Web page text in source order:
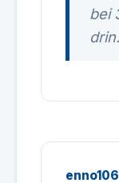
bei
drin.
enno106